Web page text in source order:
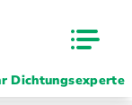
Dichtungsexperte